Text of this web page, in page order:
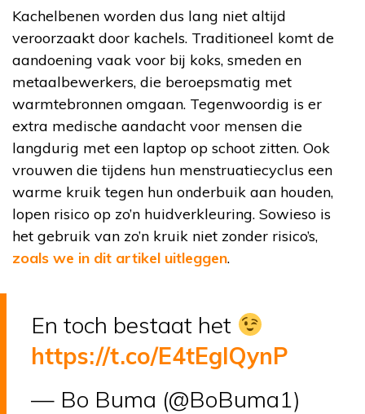
Kachelbenen worden dus lang niet altijd
veroorzaakt door kachels. Traditioneel komt de
aandoening vaak voor bij koks, smeden en
metaalbewerkers, die beroepsmatig met
warmtebronnen omgaan. Tegenwoordig is er
extra medische aandacht voor mensen die
langdurig met een laptop op schoot zitten. Ook
vrouwen die tijdens hun menstruatiecyclus een
warme kruik tegen hun onderbuik aan houden,
lopen risico op zo’n huidverkleuring. Sowieso is
het gebruik van zo’n kruik niet zonder risico’s,
zoals we in dit artikel uitleggen.
En toch bestaat het
https://t.co/E4tEglQynP
— Bo Buma (@BoBuma1)